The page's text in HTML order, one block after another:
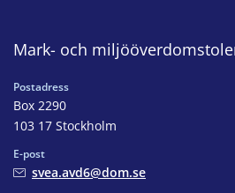
Mark- och
Postadress
Box 2290
103 17 Stockholm
E-post
svea.avd6@dom.se